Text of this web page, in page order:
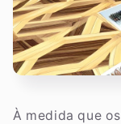
À medida que